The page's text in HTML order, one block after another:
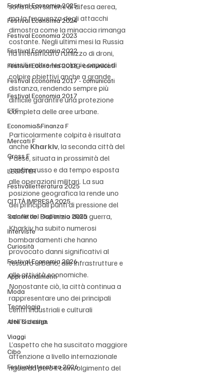
Festival Economia 2025
Festival Economia 2024
Festival Economia 2023
Festival Economia 2022
Festival Economia 2018 - comunicati
Festival Economia 2017 - comunicati
Festival Economia 2017
ETF
Economia&Finanza F
Mercati F
Cross F
LEGISTER
Festivalletteratura 2025
CITTÀ IMPRESA 2025
Salone del Risparmio 2025
Interviste
Curiosità
Festival Economia 2026
Approfondimenti
Moda
Tecnologia
Arte & design
Viaggi
Cibo
Festivaletteratura 2026
sofisticati sistemi di difesa aerea,
ma la frequenza degli attacchi
dimostra come la minaccia rimanga
costante. Negli ultimi mesi la Russia
ha intensificato l’utilizzo di droni,
missili e altre tecnologie capaci di
colpire obiettivi anche a grande
distanza, rendendo sempre più
difficile garantire una protezione
completa delle aree urbane.
Particolarmente colpita è risultata
anche Kharkiv, la seconda città del
Paese, situata in prossimità del
confine russo e da tempo esposta
alle operazioni militari. La sua
posizione geografica la rende uno
dei principali punti di pressione del
conflitto. Dall’inizio della guerra,
Kharkiv ha subito numerosi
bombardamenti che hanno
provocato danni significativi al
tessuto urbano, alle infrastrutture e
alle attività economiche.
Nonostante ciò, la città continua a
rappresentare uno dei principali
centri industriali e culturali
dell’Ucraina.
L’aspetto che ha suscitato maggiore
attenzione a livello internazionale
riguarda però il coinvolgimento del